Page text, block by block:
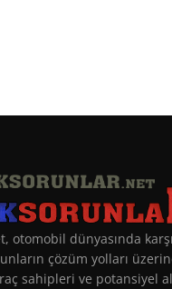
otomobil dünyasında
çözüm yolları
sahipleri ve potansiyel